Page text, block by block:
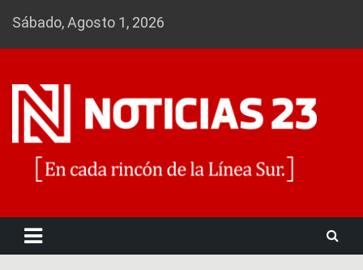
Sábado, Agosto 1, 2026